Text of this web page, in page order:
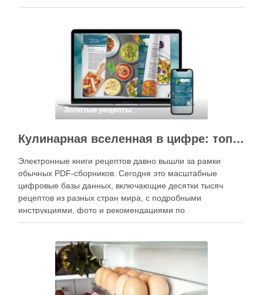
специального оборудования, однако на практике сделать
кухне. Главное — …
Золотые рецепты
Кулинарная вселенная в цифре: топ-3 самых больших электронных книг рецептов
Электронные книги рецептов давно вышли за рамки
обычных PDF-сборников. Сегодня это масштабные
цифровые базы данных, включающие десятки тысяч
рецептов из разных стран мира, с подробными
инструкциями, фото и рекомендациями по
приготовлению. В отличие от печатных изданий,
контент, расширять коллекции блюд и добавлять новые
функции. Ниже …